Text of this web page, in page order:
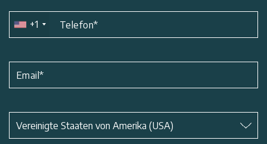
+1 Telefon*
Email*
Vereinigte Staaten von Amerika (USA)